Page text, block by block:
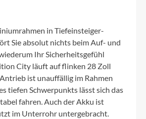
in Tiefeinsteiger-
Sie absolut nichts beim Auf- und
Ihr Sicherheitsgefühl
City läuft auf flinken 28 Zoll
ist unauffällig im Rahmen
tiefen Schwerpunkts lässt sich das
fahren. Auch der Akku ist
im Unterrohr untergebracht.